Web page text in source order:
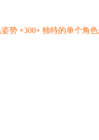
势 +300+ 独特的单个角